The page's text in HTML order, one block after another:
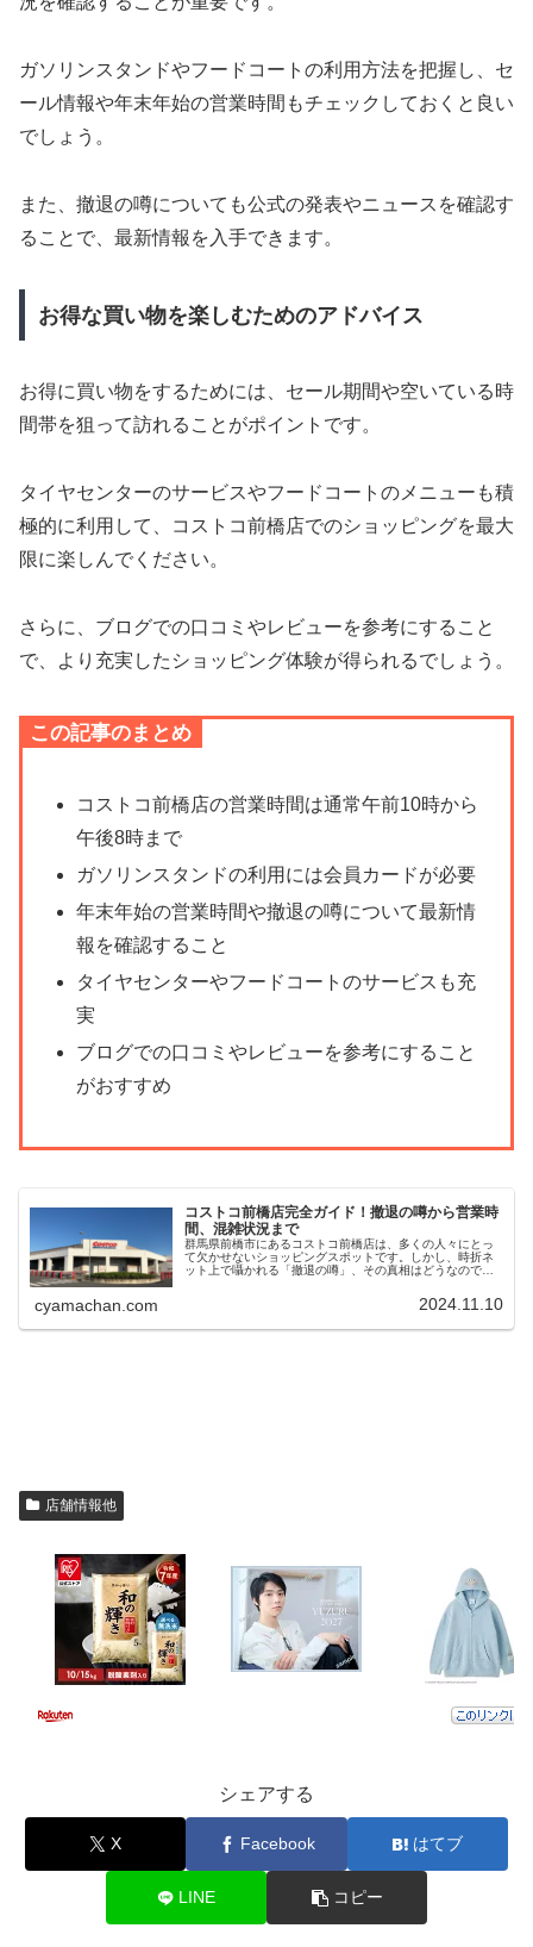
ガソリンスタンドやフードコートの利用方法を把握し、セ
ール情報や年末年始の営業時間もチェックしておくと良い
でしょう。
また、撤退の噂についても公式の発表やニュースを確認す
ることで、最新情報を入手できます。
お得な買い物を楽しむためのアドバイス
お得に買い物をするためには、セール期間や空いている時
間帯を狙って訪れることがポイントです。
タイヤセンターのサービスやフードコートのメニューも積
極的に利用して、コストコ前橋店でのショッピングを最大
限に楽しんでください。
さらに、ブログでの口コミやレビューを参考にすること
で、より充実したショッピング体験が得られるでしょう。
この記事のまとめ
コストコ前橋店の営業時間は通常午前10時から
午後8時まで
ガソリンスタンドの利用には会員カードが必要
年末年始の営業時間や撤退の噂について最新情
報を確認すること
タイヤセンターやフードコートのサービスも充
実
ブログでの口コミやレビューを参考にすること
がおすすめ
コストコ前橋店完全ガイド！撤退の噂から営業時
間、混雑状況まで
群馬県前橋市にあるコストコ前橋店は、多くの人々にとっ
て欠かせないショッピングスポットです。しかし、時折ネ
ット上で囁かれる「撤退の噂」、その真相はどうなのでし
cyamachan.com 2024.11.10
店舗情報他
シェアする
X Facebook はてブ
LINE コピー